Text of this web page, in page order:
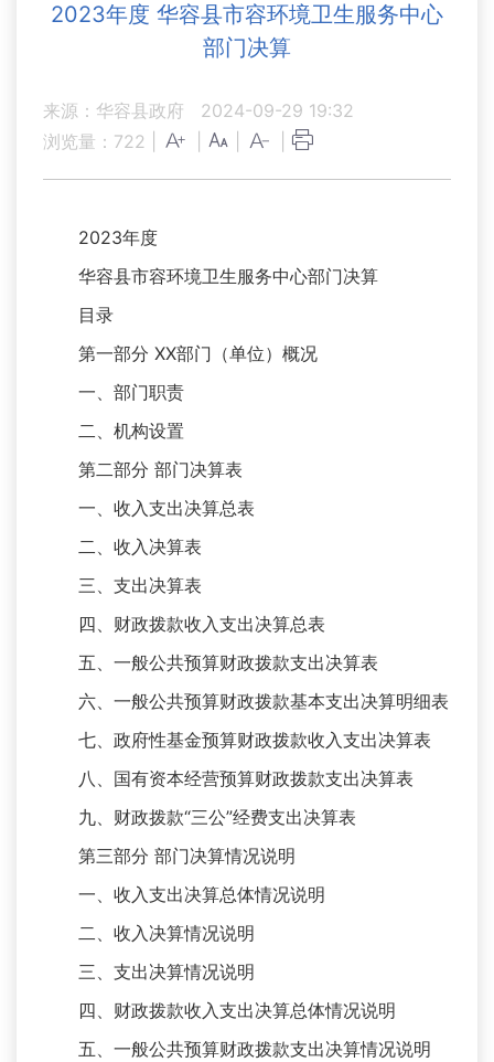
2023年度 华容县市容环境卫生服务中心
部门决算
来源：华容县政府
2024-09-29 19:32
浏览量： 722
2023年度
华容县市容环境卫生服务中心部门决算
目录
第一部分 XX部门（单位）概况
一、部门职责
二、机构设置
第二部分 部门决算表
一、收入支出决算总表
二、收入决算表
三、支出决算表
四、财政拨款收入支出决算总表
五、一般公共预算财政拨款支出决算表
六、一般公共预算财政拨款基本支出决算明细表
七、政府性基金预算财政拨款收入支出决算表
八、国有资本经营预算财政拨款支出决算表
九、财政拨款“三公”经费支出决算表
第三部分 部门决算情况说明
一、收入支出决算总体情况说明
二、收入决算情况说明
三、支出决算情况说明
四、财政拨款收入支出决算总体情况说明
五、一般公共预算财政拨款支出决算情况说明